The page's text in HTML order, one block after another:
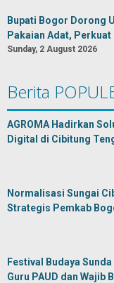
Bupati Bogor Dorong
Pakaian Adat,
Sunday, 2 August 2026
Berita
AGROMA Hadirkan
Digital di Cibitung
Normalisasi Sungai
Strategis Pemkab
Festival Budaya
Guru PAUD dan Wajib